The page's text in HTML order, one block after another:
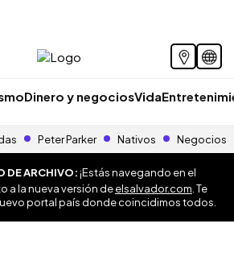
Dinero y negociosVida
Peter Parker Nativos Negocios
DE ARCHIVO:¡Estás navegando en el
a la nueva versión deelsalvador.com . Te
portal país donde coincidimos todos.